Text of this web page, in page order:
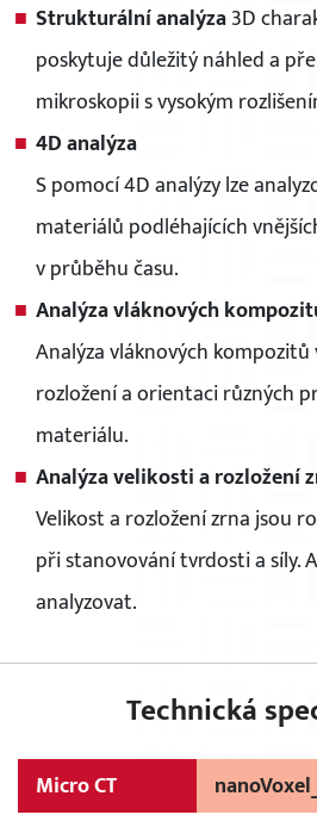
Strukturální analýza3D
poskytuje důležitý náhled a
mikroskopii s vysokým
4D analýza
S pomocí 4D analýzy lze
materiálů podléhajících
v průběhu času.
Analýza vláknových
Analýza vláknových kompozitů
rozložení a orientaci různých
materiálu.
Analýza velikosti a rozložení
Velikost a rozložení zrna jsou
při stanovování tvrdosti a síly.
analyzovat.
Technická
Micro CT